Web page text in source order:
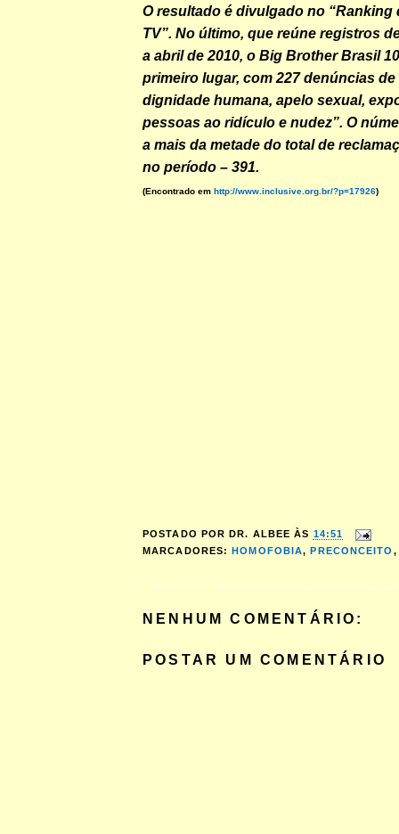
O resultado é divulgado no “Ranking
TV”. No último, que reúne registros
a abril de 2010, o Big Brother Brasil
primeiro lugar, com 227 denúncias
dignidade humana, apelo sexual,
pessoas ao ridículo e nudez”. O
a mais da metade do total de
no período – 391.
(Encontrado em http://www.inclusive.org.br/?p=17926)
POSTADO POR DR. ALBEE ÀS 14:51
MARCADORES:HOMOFOBIA,PRECONCEITO
NENHUM COMENTÁRIO:
POSTAR UM COMENTÁRIO